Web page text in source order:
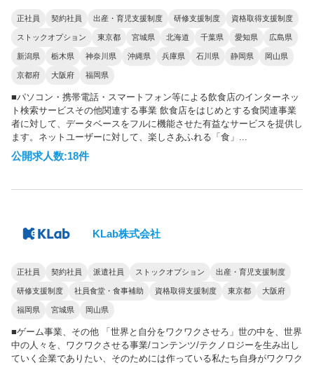
正社員 契約社員 出産・育児支援制度 研修支援制度 資格取得支援制度
ストックオプション 東京都 宮城県 北海道 千葉県 愛知県 広島県
新潟県 栃木県 神奈川県 沖縄県 兵庫県 石川県 静岡県 岡山県
京都府 大阪府 福岡県
■パソコン・携帯電話・スマートフォン等による飲食店のインターネッ
ト検索サービスその他関連する事業 飲食店をはじめとする食関連事業
者に対して、データベースをフルに機能させた有益なサービスを提供し
ます。ネットユーザーに対して、楽しさあふれる「食」...
公開求人数:18件
KLab株式会社
正社員 契約社員 派遣社員 ストックオプション 出産・育児支援制度
研修支援制度 社員食堂・食事補助 資格取得支援制度 東京都 大阪府
福岡県 宮城県 岡山県
■ゲーム事業、その他 「世界と自分をワクワクさせろ」世の中を、世界
中の人々を、ワクワクさせる事業/コンテンツ/テクノロジーを生み出し
ていく企業でありたい、そのためには作っている私たち自身がワクワク